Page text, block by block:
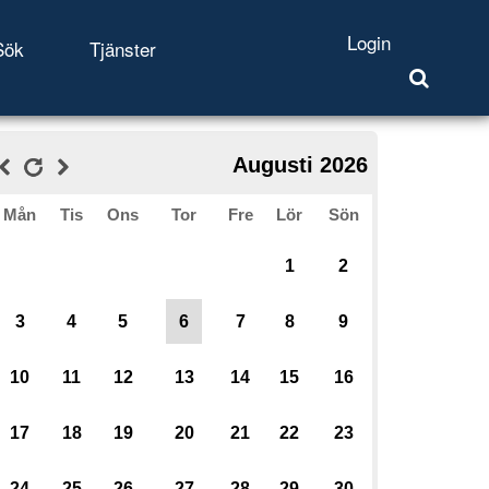
Tjänster Login
Augusti 2026
Mån Tis Ons Tor Fre Lör Sön
1 2
3 4 5 6 7 8 9
10 11 12 13 14 15 16
17 18 19 20 21 22 23